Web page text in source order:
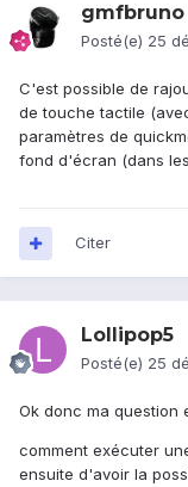
gmfbruno
Posté(e) 25
C'est possible de
de touche tactile
paramètres de
fond d'écran (dans
Citer
Lollipop5
Posté(e) 25
Ok donc ma question
comment exécuter
ensuite d'avoir la